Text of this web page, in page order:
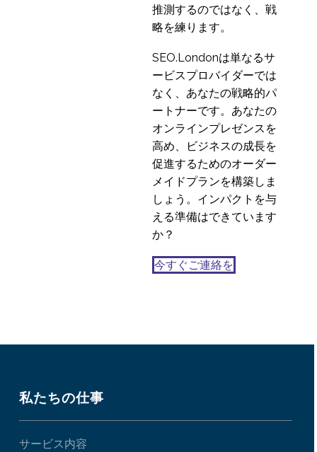
4
iPhoneイコールモバイ
ルユーザビリティでは
1
モバイルUXを向上させ
マーケットリサーチと
ユーザーエクスペリエ
ンスリサーチの違い
6
Zoomを使ったモバイル
デザインリサーチ中の
0
推測するのではなく、戦
略を練ります。
SEO.Londonは単なるサ
ービスプロバイダーでは
なく、あなたの戦略的パ
ートナーです。あなたの
オンラインプレゼンスを
高め、ビジネスの成長を
促進するためのオーダー
メイドプランを構築しま
しょう。インパクトを与
える準備はできています
か？
今すぐご連絡を
私たちの仕事
サービス内容